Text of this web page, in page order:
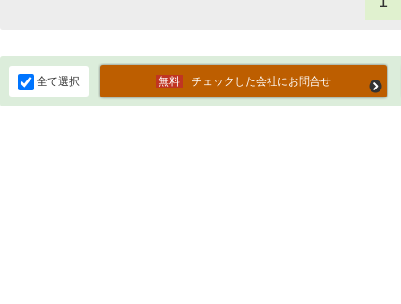
全て選択 チェックした会社にお問合せ